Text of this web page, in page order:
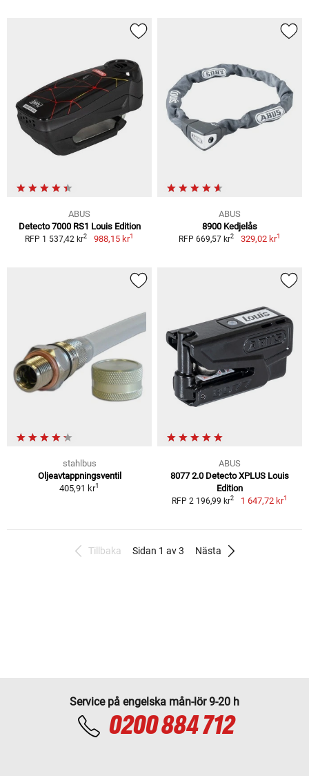
ABUS
Detecto 7000 RS1 Louis Edition
RFP 1 537,42 kr2 988,15 kr1
ABUS
8900 Kedjelås
RFP 669,57 kr2 329,02 kr1
stahlbus
Oljeavtappningsventil
405,91 kr1
ABUS
8077 2.0 Detecto XPLUS Louis
Edition
RFP 2 196,99 kr2 1 647,72 kr1
Tillbaka Sidan 1 av 3 Nästa
Service på engelska mån-lör 9-20 h
0200 884 712